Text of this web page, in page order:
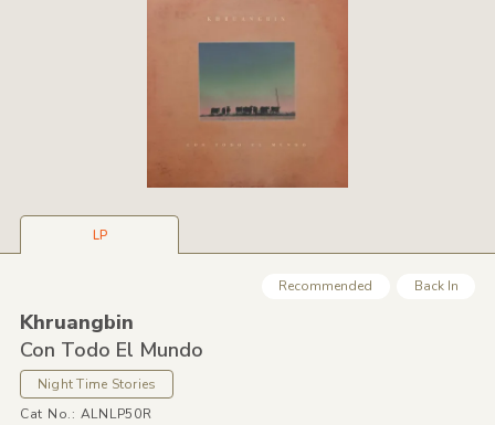
LP
Recommended Back In
Khruangbin
Con Todo El Mundo
Night Time Stories
Cat No.: ALNLP50R